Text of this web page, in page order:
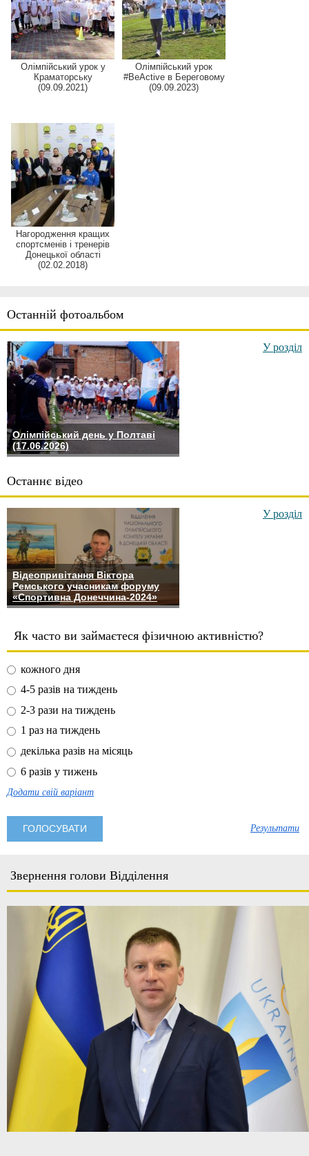
Останній фотоальбом
Олімпійський день у Полтаві
(17.06.2026)
У розділ
Останнє відео
Відеопривітання Віктора
Ремського учасникам форуму
«Спортивна Донеччина-2024»
У розділ
Як часто ви займаєтеся фізичною активністю?
кожного дня
4-5 разів на тиждень
2-3 рази на тиждень
1 раз на тиждень
декілька разів на місяць
6 разів у тижень
Додати свій варіант
Результати
Звернення голови Відділення
Олімпійський урок у
Краматорську
(09.09.2021)
Олімпійський урок
#BeActive в Береговому
(09.09.2023)
Нагородження кращих
спортсменів і тренерів
Донецької області
(02.02.2018)